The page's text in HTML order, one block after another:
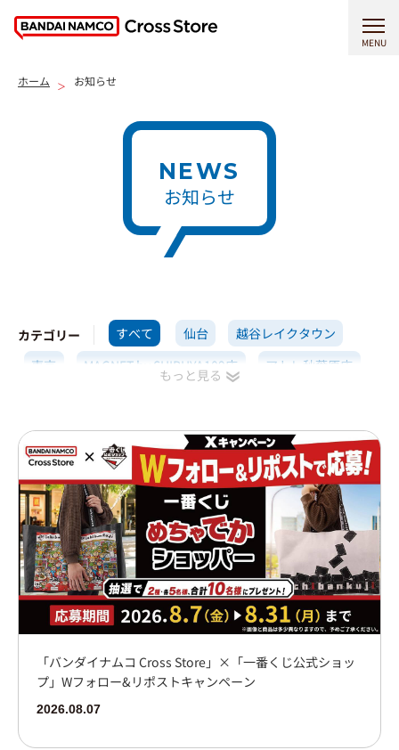
MENU
ホーム お知らせ
NEWS
お知らせ
カテゴリー すべて 仙台
越谷レイクタウン
東京
MAGNET by SHIBUYA109店
アトレ秋葉原店
大阪梅田
イオンモール大日店
心斎橋PARCO店
博多
「バンダイナムコ Cross Store」×「一番くじ公式ショッ
プ」Wフォロー&リポストキャンペーン
2026.08.07